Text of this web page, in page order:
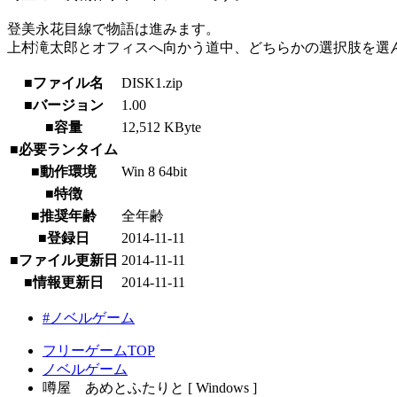
登美永花目線で物語は進みます。
上村滝太郎とオフィスへ向かう道中、どちらかの選択肢を選
■ファイル名
DISK1.zip
■バージョン
1.00
■容量
12,512 KByte
■必要ランタイム
■動作環境
Win 8 64bit
■特徴
■推奨年齢
全年齢
■登録日
2014-11-11
■ファイル更新日 2014-11-11
■情報更新日
2014-11-11
#ノベルゲーム
フリーゲームTOP
ノベルゲーム
噂屋 あめとふたりと [ Windows ]